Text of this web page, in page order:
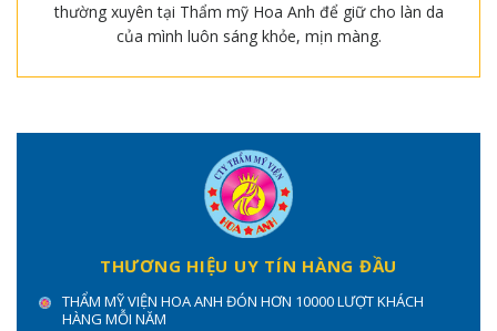
thường xuyên tại Thẩm mỹ Hoa Anh để giữ cho làn da
của mình luôn sáng khỏe, mịn màng.
THƯƠNG HIỆU UY TÍN HÀNG ĐẦU
THẨM MỸ VIỆN HOA ANH ĐÓN HƠN 10000 LƯỢT KHÁCH
HÀNG MỖI NĂM